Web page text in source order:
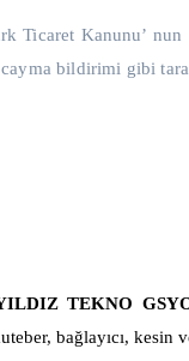
Ticaret Kanunu’ nun
bildirimi gibi
TEKNO
bağlayıcı,